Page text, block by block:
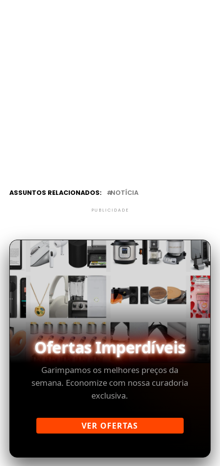
ASSUNTOS RELACIONADOS: NOTÍCIA
PUBLICIDADE
Ofertas Imperdíveis
Garimpamos os melhores preços da
semana. Economize com nossa curadoria
exclusiva.
VER OFERTAS